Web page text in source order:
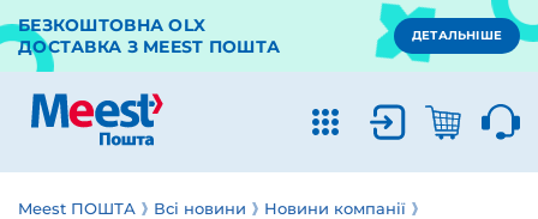
БЕЗКОШТОВНА OLX
ДОСТАВКА З MEEST ПОШТА
ДЕТАЛЬНІШЕ
Meest ПОШТА Всі новини
Новини компанії